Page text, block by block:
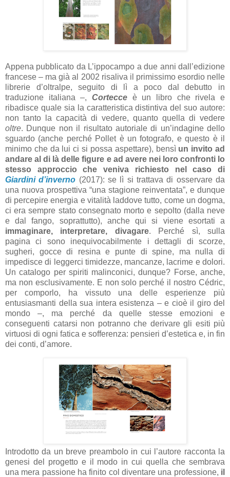
Appena pubblicato da L’ippocampo a due anni dall’edizione
francese – ma già al 2002 risaliva il primissimo esordio nelle
librerie d’oltralpe, seguito di lì a poco dal debutto in
traduzione italiana –, Cortecce è un libro che rivela e
ribadisce quale sia la caratteristica distintiva del suo autore:
non tanto la capacità di vedere, quanto quella di vedere
oltre. Dunque non il risultato autoriale di un’indagine dello
sguardo (anche perché Pollet è un fotografo, e questo è il
minimo che da lui ci si possa aspettare), bensì un invito ad
andare al di là delle figure e ad avere nei loro confronti lo
stesso approccio che veniva richiesto nel caso di
Giardini d’inverno (2017): se lì si trattava di osservare da
una nuova prospettiva “una stagione reinventata”, e dunque
di percepire energia e vitalità laddove tutto, come un dogma,
ci era sempre stato consegnato morto e sepolto (dalla neve
e dal fango, soprattutto), anche qui si viene esortati a
immaginare, interpretare, divagare. Perché sì, sulla
pagina ci sono inequivocabilmente i dettagli di scorze,
sugheri, gocce di resina e punte di spine, ma nulla di
impedisce di leggerci timidezze, mancanze, lacrime e dolori.
Un catalogo per spiriti malinconici, dunque? Forse, anche,
ma non esclusivamente. E non solo perché il nostro Cédric,
per comporlo, ha vissuto una delle esperienze più
entusiasmanti della sua intera esistenza – e cioè il giro del
mondo –, ma perché da quelle stesse emozioni e
conseguenti catarsi non potranno che derivare gli esiti più
virtuosi di ogni fatica e sofferenza: pensieri d’estetica e, in fin
dei conti, d’amore.
Introdotto da un breve preambolo in cui l’autore racconta la
genesi del progetto e il modo in cui quella che sembrava
una mera passione ha finito col diventare una professione, il